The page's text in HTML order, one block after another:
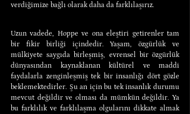
verdiğimize bağlı olarak daha da farklılaşırız.
Uzun vadede, Hoppe ve ona eleştiri getirenler tam
bir fikir birliği içindedir. Yaşam, özgürlük ve
mülkiyete saygıda birleşmiş, evrensel bir özgürlük
dünyasından kaynaklanan kültürel ve maddi
faydalarla zenginleşmiş tek bir insanlığı dört gözle
beklemektedirler. Şu an için bu tek insanlık durumu
mevcut değildir ve olması da mümkün değildir. Ya
bu farklılık ve farklılaşma olgularını dikkate almak